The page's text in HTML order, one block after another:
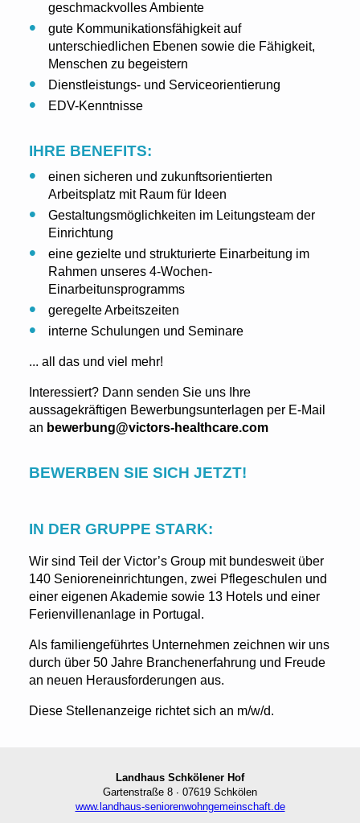
geschmackvolles Ambiente
gute Kommunikationsfähigkeit auf
unterschiedlichen Ebenen sowie die Fähigkeit,
Menschen zu begeistern
Dienstleistungs- und Serviceorientierung
EDV-Kenntnisse
IHRE BENEFITS:
einen sicheren und zukunftsorientierten
Arbeitsplatz mit Raum für Ideen
Gestaltungsmöglichkeiten im Leitungsteam der
Einrichtung
eine gezielte und strukturierte Einarbeitung im
Rahmen unseres 4-Wochen-
Einarbeitunsprogramms
geregelte Arbeitszeiten
interne Schulungen und Seminare
... all das und viel mehr!
Interessiert? Dann senden Sie uns Ihre
aussagekräftigen Bewerbungsunterlagen per E-Mail
an bewerbung@victors-healthcare.com
BEWERBEN SIE SICH JETZT!
IN DER GRUPPE STARK:
Wir sind Teil der Victor’s Group mit bundesweit über
140 Senioreneinrichtungen, zwei Pflegeschulen und
einer eigenen Akademie sowie 13 Hotels und einer
Ferienvillenanlage in Portugal.
Als familiengeführtes Unternehmen zeichnen wir uns
durch über 50 Jahre Branchenerfahrung und Freude
an neuen Herausforderungen aus.
Diese Stellenanzeige richtet sich an m/w/d.
Landhaus Schkölener Hof
Gartenstraße 8 ∙ 07619 Schkölen
www.landhaus-seniorenwohngemeinschaft.de